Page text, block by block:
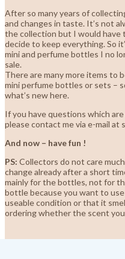
After so many years of
and changes in taste. It’s not
the collection but I would have
decide to keep everything. So
mini and perfume bottles I no
sale.
There are many more items to
mini perfume bottles or sets –
what’s new here.
If you have questions which
please contact me via e-mail at
And now – have fun !
PS: Collectors do not care
change already after a short
mainly for the bottles, not for
bottle because you want to
useable condition or that it
ordering whether the scent